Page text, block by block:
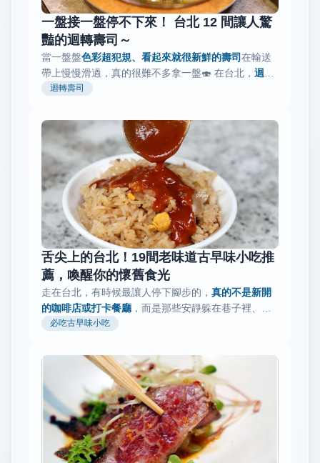
一盤接一盤停不下來！ 台北 12 間讓人驚
豔的迴轉壽司～
當一盤盤色彩超犯規、看起來就很新鮮的壽司在輸送
帶上慢慢滑過，真的很難不多拿一盤🍣 在台北， 迴轉
壽司早就不只是「隨便吃」
迴轉壽司
舌尖上的台北！19間老味道古早味小吃推
薦，喚醒你的懷舊食光
走在台北，有時候最讓人停下腳步的， 真的不是新開
的咖啡店或打卡餐廳 ，而是那些安靜躲在巷子裡、
賣就是幾十年的古早味
必吃古早味小吃